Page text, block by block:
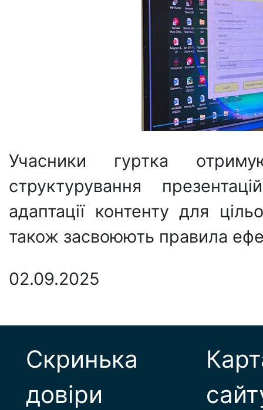
Учасники гуртка
структурування
адаптації контенту для
також засвоюють правила
02.09.2025
Скринька
довіри